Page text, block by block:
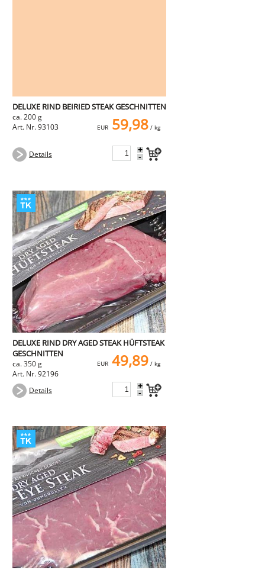
DELUXE RIND BEIRIED STEAK GESCHNITTEN
ca. 200 g
Art. Nr. 93103
EUR 59,98/ kg
Details +
-
DELUXE RIND DRY AGED STEAK HÜFTSTEAK
GESCHNITTEN
ca. 350 g
Art. Nr. 92196
EUR 49,89/ kg
Details +
-